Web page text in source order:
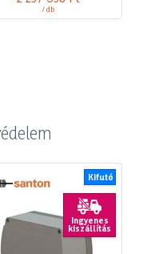
/ db
Kifutó
Ingyenes
kiszállítás